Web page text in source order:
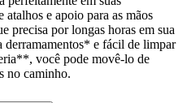
atalhos e apoio para as mãos
precisa por longas horas em sua
derramamentos* e fácil de limpar
você pode movê-lo de
no caminho.